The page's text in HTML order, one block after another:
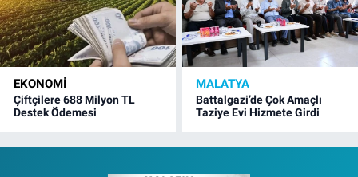
EKONOMI
Çiftçilere 688 Milyon TL
Destek Ödemesi
MALATYA
Battalgazi’de Çok Amaçlı
Taziye Evi Hizmete Girdi